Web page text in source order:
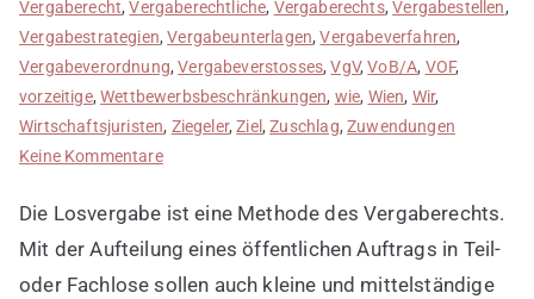
Vergaberecht,Vergaberechtliche, Vergaberechts,Vergabestellen,
Vergabestrategien,Vergabeunterlagen,Vergabeverfahren,
Vergabeverordnung,Vergabeverstosses,VgV,VoB/A, VOF,
vorzeitige,Wettbewerbsbeschränkungen, wie, Wien, Wir,
Wirtschaftsjuristen, Ziegeler,Ziel,Zuschlag,Zuwendungen
Keine Kommentarezu
einsetzen
Die Losvergabe ist eine Methode des Vergaberechts.
Mit der Aufteilung eines öffentlichen Auftrags in Teil-
oder Fachlose sollen auch kleine und mittelständige